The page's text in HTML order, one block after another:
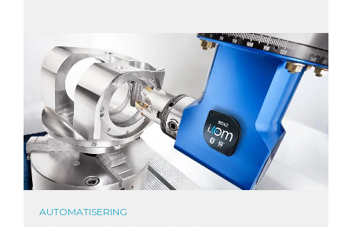
AUTOMATISERING